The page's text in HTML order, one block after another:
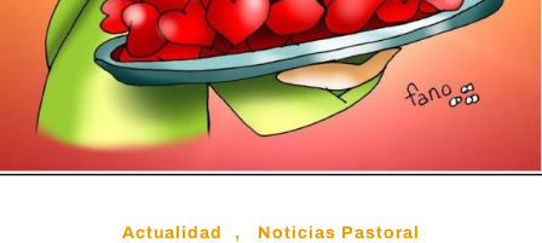
Actualidad
Erasmus
Educamos
Actualidad , Noticias Pastoral